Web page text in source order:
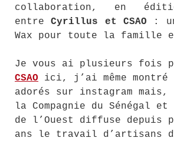
collaboration, en
entreCyrillus et CSAO :
Wax pour toute la famille
Je vous ai plusieurs fois
CSAO ici, j’ai même montré
adorés sur instagram mais,
la Compagnie du Sénégal
de l’Ouest diffuse depuis
ans le travail d’artisans